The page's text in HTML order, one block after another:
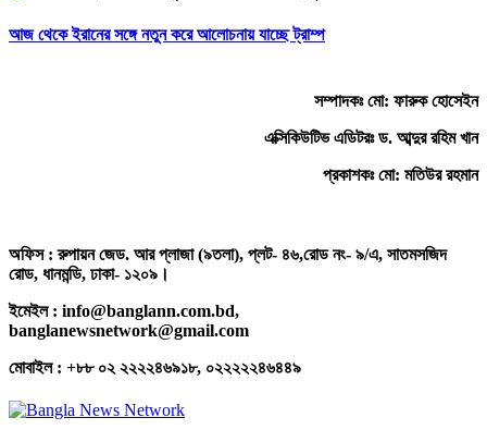
আজ থেকে ইরানের সঙ্গে নতুন করে আলোচনায় যাচ্ছে ট্রাম্প
সম্পাদকঃ মো: ফারুক হোসেইন
এক্সিকিউটিভ এডিটরঃ ড. আব্দুর রহিম খান
প্রকাশকঃ মো: মতিউর রহমান
অফিস : রুপায়ন জেড. আর প্লাজা (৯তলা), প্লট- ৪৬,রোড নং- ৯/এ, সাতমসজিদ
রোড, ধানমন্ডি, ঢাকা- ১২০৯।
ইমেইল : info@banglann.com.bd,
banglanewsnetwork@gmail.com
মোবাইল : +৮৮ ০২ ২২২২৪৬৯১৮, ০২২২২২৪৬৪৪৯